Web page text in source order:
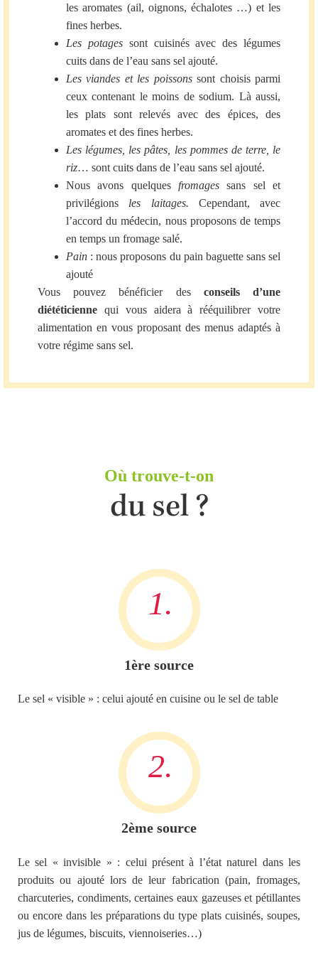
les aromates (ail, oignons, échalotes …) et les
fines herbes.
Les potagessont cuisinés avec des légumes
cuits dans de l’eau sans sel ajouté.
Les viandes et les poissonssont choisis parmi
ceux contenant le moins de sodium. Là aussi,
les plats sont relevés avec des épices, des
aromates et des fines herbes.
Les légumes, les pâtes, les pommes de terre, le
riz… sont cuits dans de l’eau sans sel ajouté.
Nous avons quelques fromages sans sel et
privilégions les laitages. Cependant, avec
l’accord du médecin, nous proposons de temps
en temps un fromage salé.
Pain : nous proposons du pain baguette sans sel
ajouté
Vous pouvez bénéficier des conseils d’une
diététicienne qui vous aidera à rééquilibrer votre
alimentation en vous proposant des menus adaptés à
votre régime sans sel.
Où trouve-t-on
du sel ?
1ère source
Le sel « visible » : celui ajouté en cuisine ou le sel de table
2ème source
Le sel « invisible » : celui présent à l’état naturel dans les
produits ou ajouté lors de leur fabrication (pain, fromages,
charcuteries, condiments, certaines eaux gazeuses et pétillantes
ou encore dans les préparations du type plats cuisinés, soupes,
jus de légumes, biscuits, viennoiseries…)